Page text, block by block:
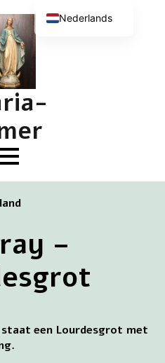
–
een Lourdesgrot met
Nederlands